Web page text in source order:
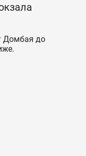
Домбая до